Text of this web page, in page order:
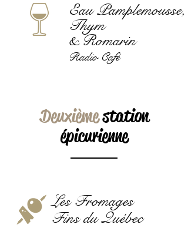
Eau Pamplemousse,
Thym
& Romarin
Radio Café
Deuxièmestation
épicurienne
Les Fromages
Fins du Québec